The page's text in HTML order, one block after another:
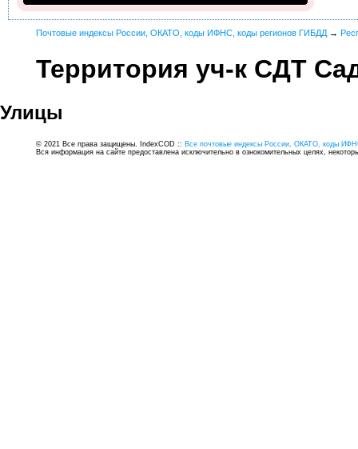
Почтовые индексы России, ОКАТО, коды ИФНС, коды регионов ГИБДД →
Территория уч-к СДТ
Улицы
© 2021 Все права защищены. IndexCOD :: Все почтовые индексы России, ОКАТО, коды
Вся информация на сайте предоставлена исключительно в ознокомительных целях,